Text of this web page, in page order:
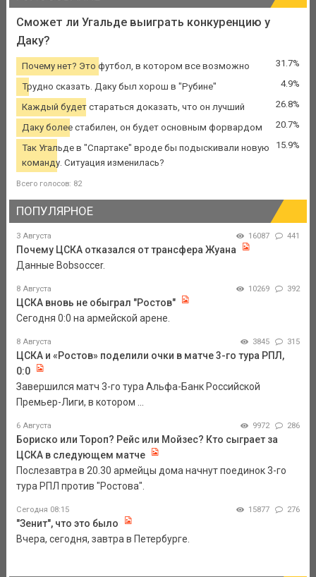
Сможет ли Угальде выиграть конкуренцию у
Даку?
Почему нет? Это футбол, в котором все возможно 31.7%
Трудно сказать. Даку был хорош в "Рубине" 4.9%
Каждый будет стараться доказать, что он лучший 26.8%
Даку более стабилен, он будет основным форвардом 20.7%
Так Угальде в "Спартаке" вроде бы подыскивали новую
команду. Ситуация изменилась?
15.9%
Всего голосов: 82
ПОПУЛЯРНОЕ
3 Августа 16087 441
Почему ЦСКА отказался от трансфера Жуана
Данные Bobsoccer.
8 Августа 10269 392
ЦСКА вновь не обыграл "Ростов"
Сегодня 0:0 на армейской арене.
8 Августа 3845 315
ЦСКА и «Ростов» поделили очки в матче 3-го тура РПЛ,
0:0
Завершился матч 3-го тура Альфа-Банк Российской
Премьер-Лиги, в котором ...
6 Августа 9972 286
Бориско или Тороп? Рейс или Мойзес? Кто сыграет за
ЦСКА в следующем матче
Послезавтра в 20.30 армейцы дома начнут поединок 3-го
тура РПЛ против "Ростова".
Сегодня 08:15 15877 276
"Зенит", что это было
Вчера, сегодня, завтра в Петербурге.